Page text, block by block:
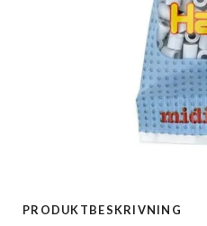
PRODUKTBESKRIVNING